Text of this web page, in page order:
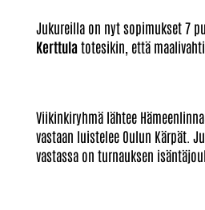
Jukureilla on nyt sopimukset 7
Kerttulatotesikin, että
Viikinkiryhmä lähtee
vastaan luistelee Oulun Kärpät.
vastassa on turnauksen